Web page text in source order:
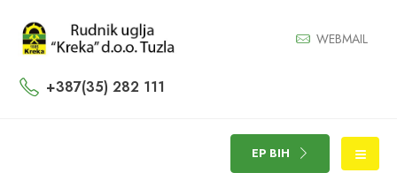
WEBMAIL
+387(35) 282 111
EP BIH